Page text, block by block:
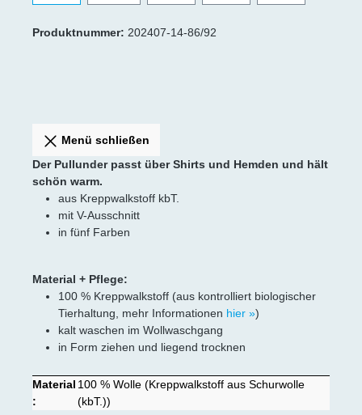
Produktnummer: 202407-14-86/92
Menü schließen
Der Pullunder passt über Shirts und Hemden und hält
schön warm.
aus Kreppwalkstoff kbT.
mit V-Ausschnitt
in fünf Farben
Material + Pflege:
100 % Kreppwalkstoff (aus kontrolliert biologischer
Tierhaltung, mehr Informationen hier »)
kalt waschen im Wollwaschgang
in Form ziehen und liegend trocknen
Material
:
100 % Wolle (Kreppwalkstoff aus Schurwolle
(kbT.))